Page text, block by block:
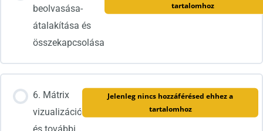
beolvasása-
átalakítása és
összekapcsolása
tartalomhoz
6. Mátrix
vizualizáció
Jelenleg nincs hozzáférésed ehhez a
tartalomhoz